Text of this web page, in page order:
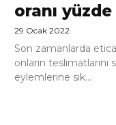
oranı
29 Ocak 2022
Son zamanlarda
onların
eylemlerine sık...